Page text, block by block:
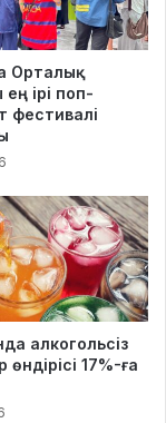
Орталық
ірі поп-
фестивалі
алкогольсіз
17%-ға